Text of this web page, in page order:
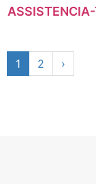
1 2 ›